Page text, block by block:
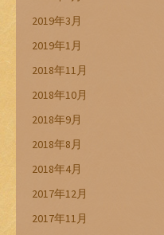
2019年3月
2019年1月
2018年11月
2018年10月
2018年9月
2018年8月
2018年4月
2017年12月
2017年11月